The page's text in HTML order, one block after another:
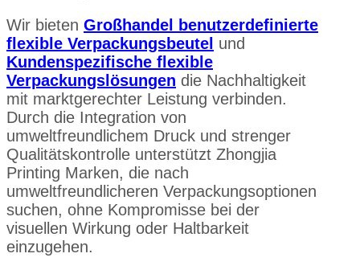
Wir bieten Großhandel benutzerdefinierte
flexible Verpackungsbeutel und
Kundenspezifische flexible
Verpackungslösungen die Nachhaltigkeit
mit marktgerechter Leistung verbinden.
Durch die Integration von
umweltfreundlichem Druck und strenger
Qualitätskontrolle unterstützt Zhongjia
Printing Marken, die nach
umweltfreundlicheren Verpackungsoptionen
suchen, ohne Kompromisse bei der
visuellen Wirkung oder Haltbarkeit
einzugehen.